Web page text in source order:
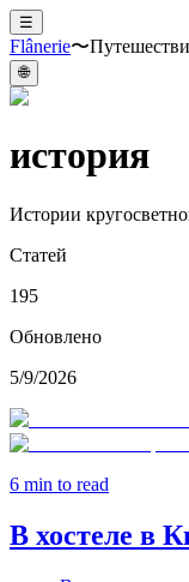
☰
Flânerie〜
🌐
история
Истории
Статей
195
Обновлено
5/9/2026
6 min to read
В хостеле в